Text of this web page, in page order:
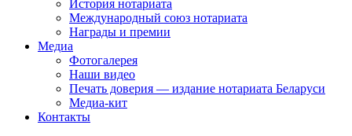
История нотариата
Международный союз нотариата
Награды и премии
Медиа
Фотогалерея
Наши видео
Печать доверия — издание нотариата Беларуси
Медиа-кит
Контакты